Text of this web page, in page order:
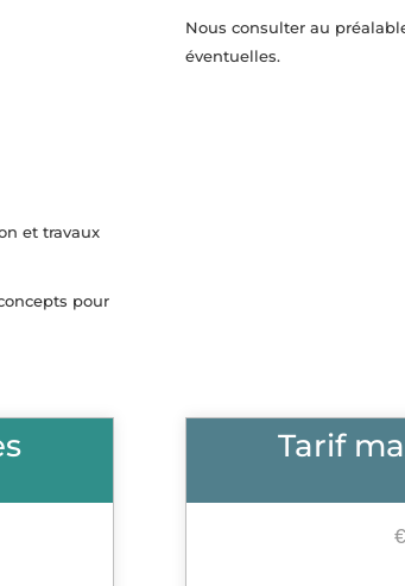
et travaux
pour
Nous consulter au
éventuelles.
Tarif
€